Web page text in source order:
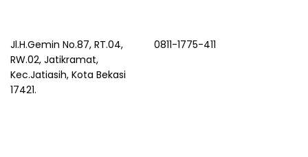
Jl.H.Gemin No.87, RT.04,
RW.02, Jatikramat,
Kec.Jatiasih, Kota Bekasi
17421.
0811-1775-411